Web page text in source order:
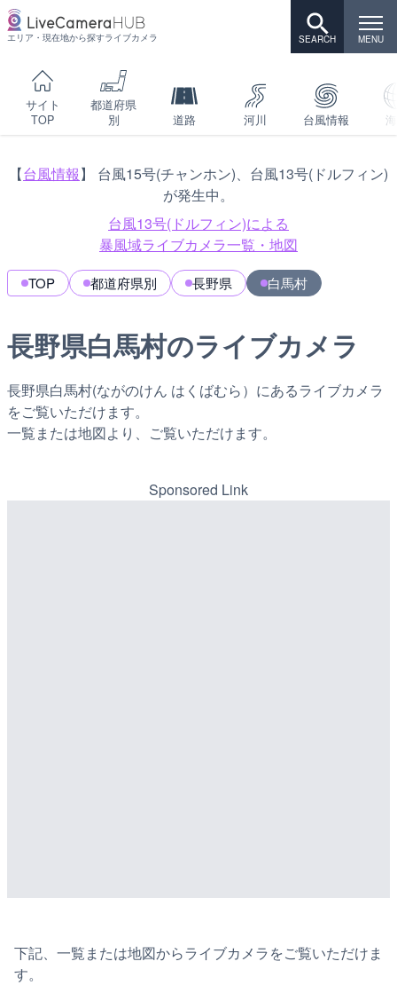
エリア・現在地から探すライブカメラ
サイト
TOP
都道府県
別
道路 河川 台風情報
【台風情報】 台風15号(チャンホン)、台風13号(ドルフィン)
が発生中。
台風13号(ドルフィン)による
暴風域ライブカメラ一覧・地図
TOP 都道府県別 長野県 白馬村
長野県白馬村のライブカメラ
長野県白馬村(ながのけん はくばむら）にあるライブカメラ
をご覧いただけます。
一覧または地図より、ご覧いただけます。
Sponsored Link
下記、一覧または地図からライブカメラをご覧いただけま
す。